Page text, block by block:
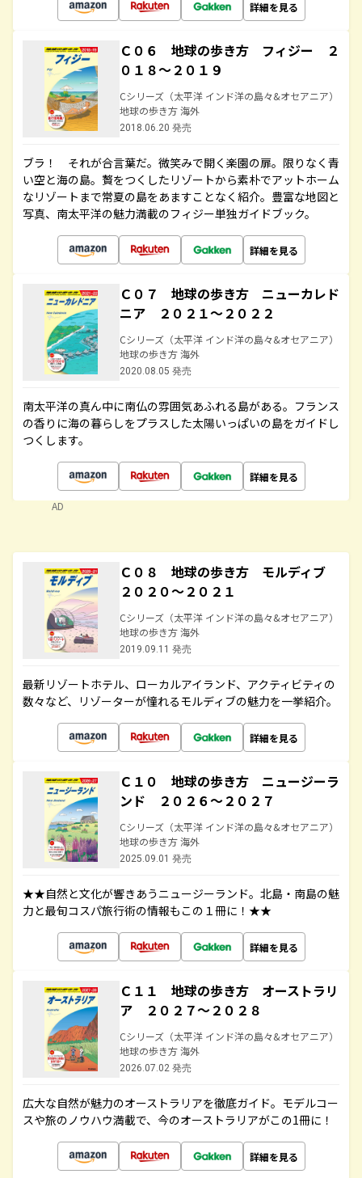
詳細を見る
Ｃ０６ 地球の歩き方 フィジー ２
０１８～２０１９
Cシリーズ（太平洋 インド洋の島々&オセアニア）
地球の歩き方 海外
2018.06.20 発売
ブラ！ それが合言葉だ。微笑みで開く楽園の扉。限りなく青
い空と海の島。贅をつくしたリゾートから素朴でアットホーム
なリゾートまで常夏の島をあますことなく紹介。豊富な地図と
写真、南太平洋の魅力満載のフィジー単独ガイドブック。
詳細を見る
Ｃ０７ 地球の歩き方 ニューカレド
ニア ２０２１～２０２２
Cシリーズ（太平洋 インド洋の島々&オセアニア）
地球の歩き方 海外
2020.08.05 発売
南太平洋の真ん中に南仏の雰囲気あふれる島がある。フランス
の香りに海の暮らしをプラスした太陽いっぱいの島をガイドし
つくします。
詳細を見る
AD
Ｃ０８ 地球の歩き方 モルディブ
２０２０～２０２１
Cシリーズ（太平洋 インド洋の島々&オセアニア）
地球の歩き方 海外
2019.09.11 発売
最新リゾートホテル、ローカルアイランド、アクティビティの
数々など、リゾーターが憧れるモルディブの魅力を一挙紹介。
詳細を見る
Ｃ１０ 地球の歩き方 ニュージーラ
ンド ２０２６～２０２７
Cシリーズ（太平洋 インド洋の島々&オセアニア）
地球の歩き方 海外
2025.09.01 発売
★★自然と文化が響きあうニュージーランド。北島・南島の魅
力と最旬コスパ旅行術の情報もこの１冊に！★★
詳細を見る
Ｃ１１ 地球の歩き方 オーストラリ
ア ２０２７～２０２８
Cシリーズ（太平洋 インド洋の島々&オセアニア）
地球の歩き方 海外
2026.07.02 発売
広大な自然が魅力のオーストラリアを徹底ガイド。モデルコー
スや旅のノウハウ満載で、今のオーストラリアがこの1冊に！
詳細を見る